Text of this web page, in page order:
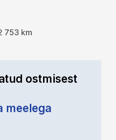
753 km
ostmisest
meelega